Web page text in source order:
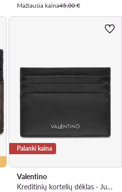
Mažiausia kaina45,00 €
Palanki kaina
Valentino
Kreditinių kortelių dėklas · Juoda